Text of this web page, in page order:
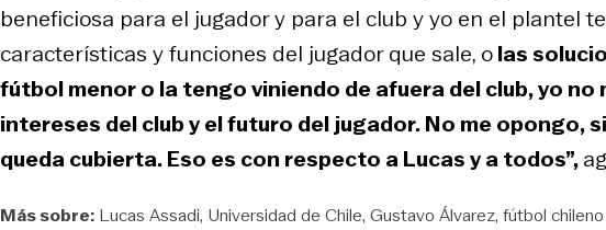
beneficiosa para el jugador y para el club y yo en el plantel
características y funciones del jugador que sale, olas
fútbol menor o la tengo viniendo de afuera del club, yo
intereses del club y el futuro del jugador. No me opongo,
queda cubierta. Eso es con respecto a Lucas y a todos”,
Más sobre: Lucas Assadi Universidad de Chile Gustavo Álvarez fútbol chileno